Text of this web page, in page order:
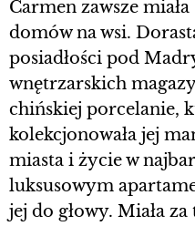
Carmen zawsze
domów na wsi.
posiadłości pod
wnętrzarskich
chińskiej porcelanie,
kolekcjonowała jej
miasta i życie w
luksusowym
jej do głowy. Miała